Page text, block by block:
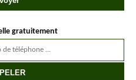
gratuitement